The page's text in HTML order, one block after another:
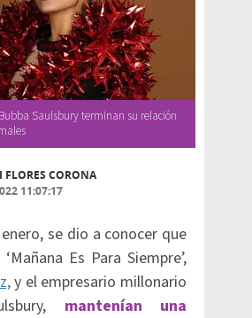
Saulsbury terminan su relación
FLORES CORONA
11:07:17
se dio a conocer que
Es Para Siempre’,
y el empresario millonario
mantenían una